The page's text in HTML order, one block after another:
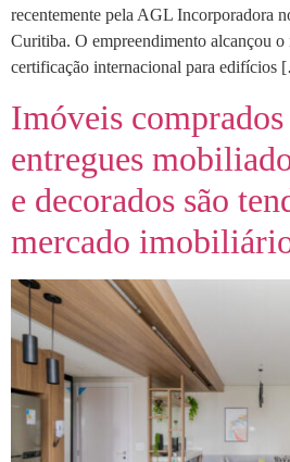
recentemente pela AGL Incorporadora
Curitiba. O empreendimento alcançou
certificação internacional para edifícios
Imóveis
entregues
e decorados são
mercado